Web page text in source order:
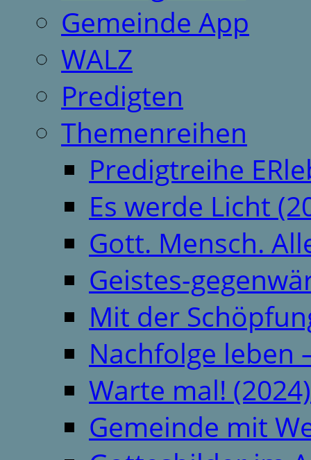
Gemeinde App
WALZ
Predigten
Themenreihen
Predigtreihe
Es werde Licht
Gott. Mensch.
Geistes-
Mit der
Nachfolge leben
Warte mal! (2024)
Gemeinde mit